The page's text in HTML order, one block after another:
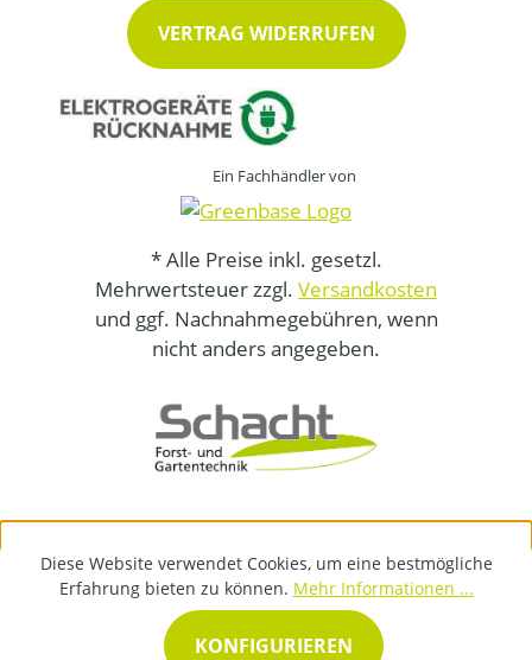
VERTRAG WIDERRUFEN
Ein Fachhändler von
* Alle Preise inkl. gesetzl.
Mehrwertsteuer zzgl. Versandkosten
und ggf. Nachnahmegebühren, wenn
nicht anders angegeben.
Diese Website verwendet Cookies, um eine bestmögliche
Erfahrung bieten zu können. Mehr Informationen ...
KONFIGURIEREN